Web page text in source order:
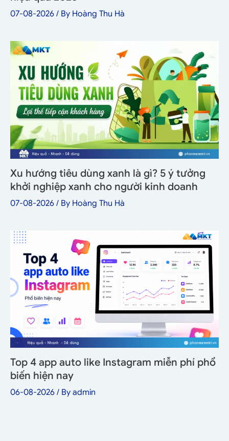
07-08-2026 / By Hoàng Thu Hà
Xu hướng tiêu dùng xanh là gì? 5 ý tưởng
khởi nghiệp xanh cho người kinh doanh
07-08-2026 / By Hoàng Thu Hà
Top 4 app auto like Instagram miễn phí phổ
biến hiện nay
06-08-2026 / By admin